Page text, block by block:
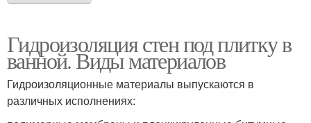
Гидроизоляция стен под плитку в
ванной. Виды материалов
Гидроизоляционные материалы выпускаются в
различных исполнениях: